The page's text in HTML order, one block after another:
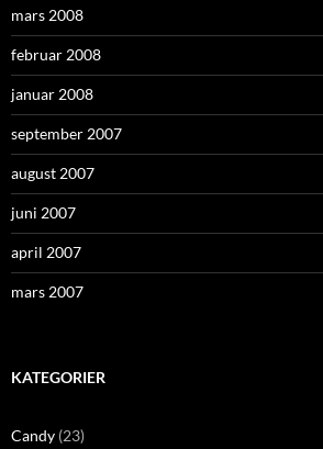
mars 2008
februar 2008
januar 2008
september 2007
august 2007
juni 2007
april 2007
mars 2007
KATEGORIER
Candy (23)